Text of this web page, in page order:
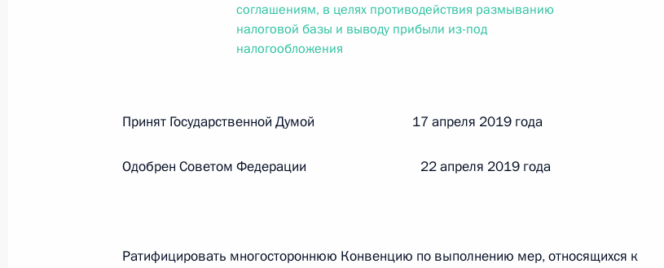
Федеральный закон от 26.07.2026 г. № 256-ФЗ
О внесении изменений в Федеральный закон «О присяжных заседателях федеральных судов
Федеральный закон от 26.07.2026 г. № 263-ФЗ
26 июля 2026 года
соглашениям, в целях противодействия размыванию
налоговой базы и выводу прибыли из-под
налогообложения
Принят Государственной Думой 17 апреля 2019 года
Одобрен Советом Федерации 22 апреля 2019 года
Ратифицировать многостороннюю Конвенцию по выполнению мер, относящихся к